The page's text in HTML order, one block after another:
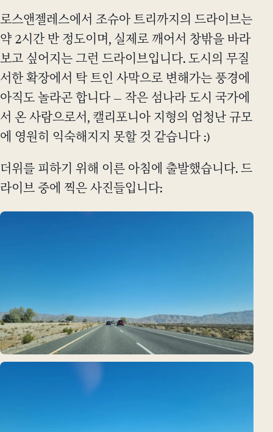
로스앤젤레스에서 조슈아 트리까지의 드라이브는
약 2시간 반 정도이며, 실제로 깨어서 창밖을 바라
보고 싶어지는 그런 드라이브입니다. 도시의 무질
서한 확장에서 탁 트인 사막으로 변해가는 풍경에
아직도 놀라곤 합니다 — 작은 섬나라 도시 국가에
서 온 사람으로서, 캘리포니아 지형의 엄청난 규모
에 영원히 익숙해지지 못할 것 같습니다 :)
더위를 피하기 위해 이른 아침에 출발했습니다. 드
라이브 중에 찍은 사진들입니다: